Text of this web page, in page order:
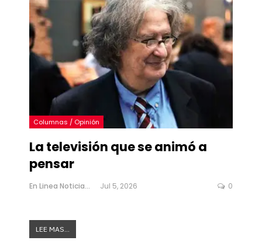
Columnas / Opinión
La televisión que se animó a
pensar
En Linea Noticias Jul 5, 2026 0
LEE MAS...